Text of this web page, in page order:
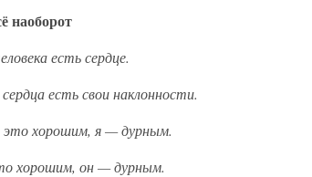
наоборот
есть сердце.
есть свои наклонности.
хорошим, я — дурным.
хорошим, он — дурным.